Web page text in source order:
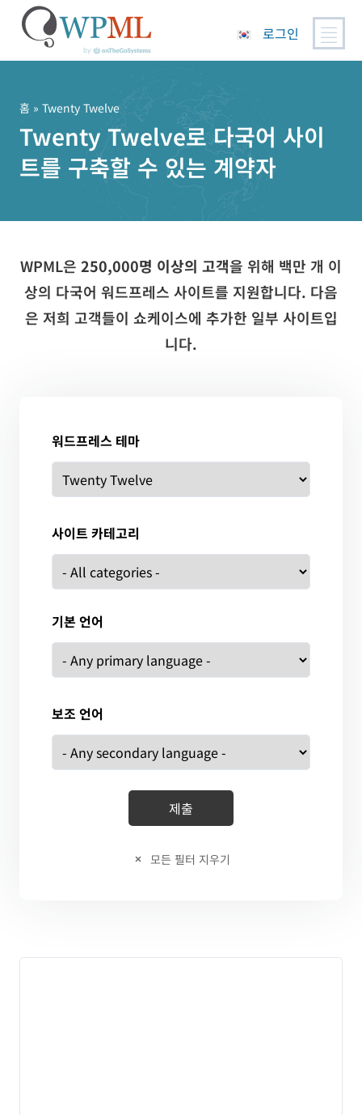
로그인
홈 » Twenty Twelve
Twenty Twelve로 다국어 사이
트를 구축할 수 있는 계약자
WPML은 250,000명 이상의 고객을 위해 백만 개 이
상의 다국어 워드프레스 사이트를 지원합니다. 다음
은 저희 고객들이 쇼케이스에 추가한 일부 사이트입
니다.
워드프레스 테마
사이트 카테고리
기본 언어
보조 언어
모든 필터 지우기